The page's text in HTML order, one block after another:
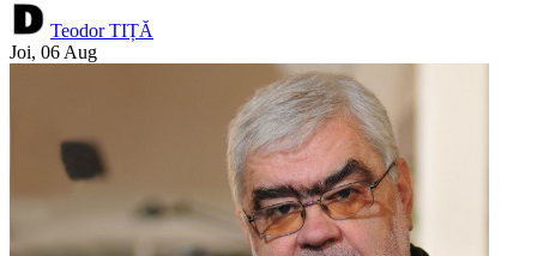
Teodor TIȚĂ
Joi, 06 Aug